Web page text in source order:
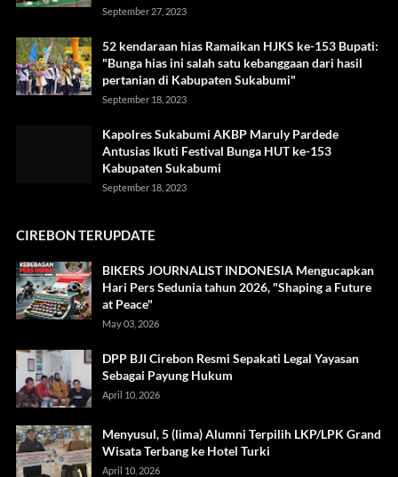
September 27, 2023
52 kendaraan hias Ramaikan HJKS ke-153 Bupati:
"Bunga hias ini salah satu kebanggaan dari hasil
pertanian di Kabupaten Sukabumi"
September 18, 2023
Kapolres Sukabumi AKBP Maruly Pardede
Antusias Ikuti Festival Bunga HUT ke-153
Kabupaten Sukabumi
September 18, 2023
CIREBON TERUPDATE
BIKERS JOURNALIST INDONESIA Mengucapkan
Hari Pers Sedunia tahun 2026, "Shaping a Future
at Peace"
May 03, 2026
DPP BJI Cirebon Resmi Sepakati Legal Yayasan
Sebagai Payung Hukum
April 10, 2026
Menyusul, 5 (lima) Alumni Terpilih LKP/LPK Grand
Wisata Terbang ke Hotel Turki
April 10, 2026